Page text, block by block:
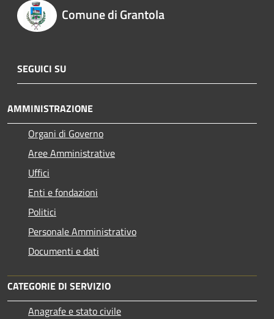
Comune di Grantola
SEGUICI SU
AMMINISTRAZIONE
Organi di Governo
Aree Amministrative
Uffici
Enti e fondazioni
Politici
Personale Amministrativo
Documenti e dati
CATEGORIE DI SERVIZIO
Anagrafe e stato civile